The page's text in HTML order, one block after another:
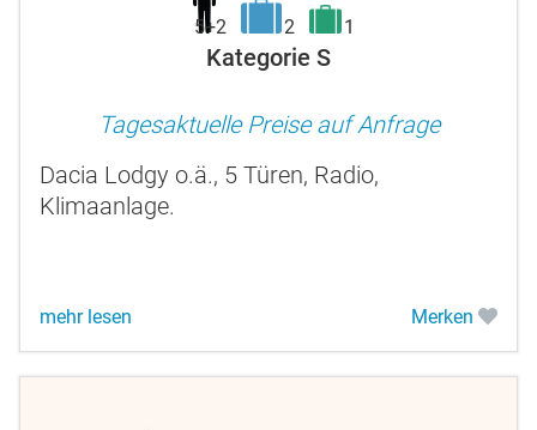
5+2 2 1
Kategorie S
Tagesaktuelle Preise auf Anfrage
Dacia Lodgy o.ä., 5 Türen, Radio,
Klimaanlage.
mehr lesen Merken